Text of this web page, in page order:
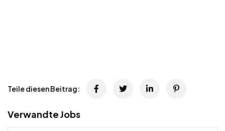
Teile diesen Beitrag:
Verwandte Jobs